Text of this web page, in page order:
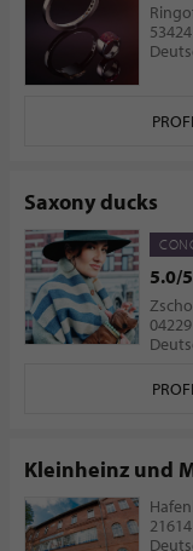
Saxony ducks
5.0/
Kleinheinz und
GbR